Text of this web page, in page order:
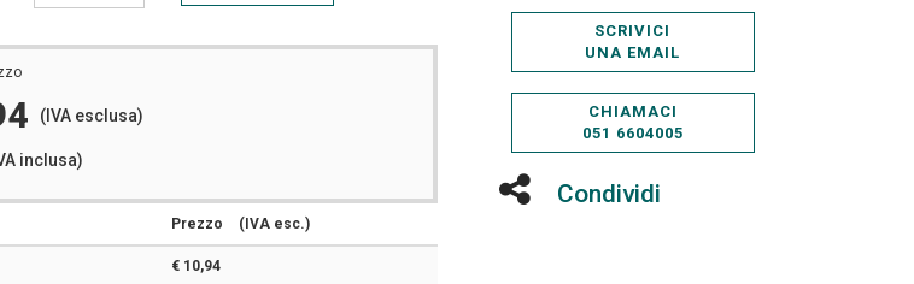
(IVA esclusa)
inclusa)
Prezzo (IVA esc.)
€ 10,94
SCRIVICI
UNA EMAIL
CHIAMACI
051 6604005
Condividi